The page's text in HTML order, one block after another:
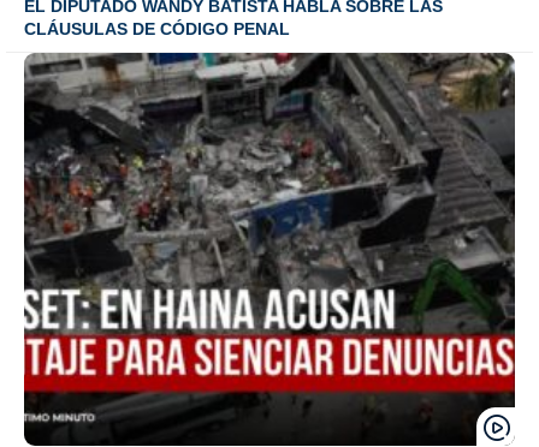
EL DIPUTADO WANDY BATISTA HABLA SOBRE LAS
CLÁUSULAS DE CÓDIGO PENAL